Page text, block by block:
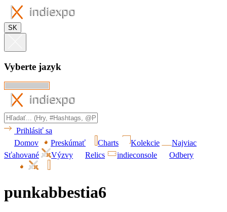
SK
Vyberte jazyk
Prihlásiť sa
Domov
Preskúmať Charts Kolekcie
Najviac
Sťahované
Výzvy Relics indieconsole Odbery
punkabbestia6